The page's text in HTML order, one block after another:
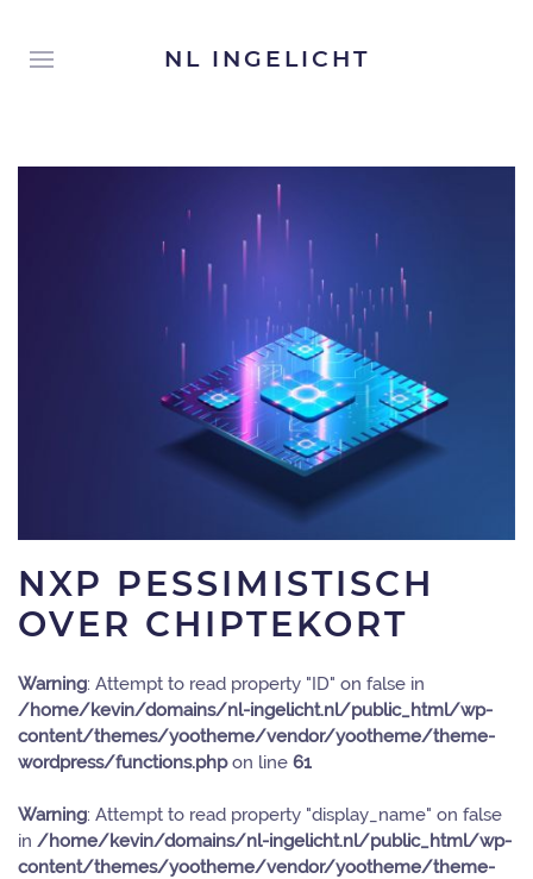
NL INGELICHT
NXP PESSIMISTISCH
OVER CHIPTEKORT
Warning: Attempt to read property "ID" on false in
/home/kevin/domains/nl-ingelicht.nl/public_html/wp-
content/themes/yootheme/vendor/yootheme/theme-
wordpress/functions.phpon line 61
Warning: Attempt to read property "display_name" on false
in /home/kevin/domains/nl-ingelicht.nl/public_html/wp-
content/themes/yootheme/vendor/yootheme/theme-